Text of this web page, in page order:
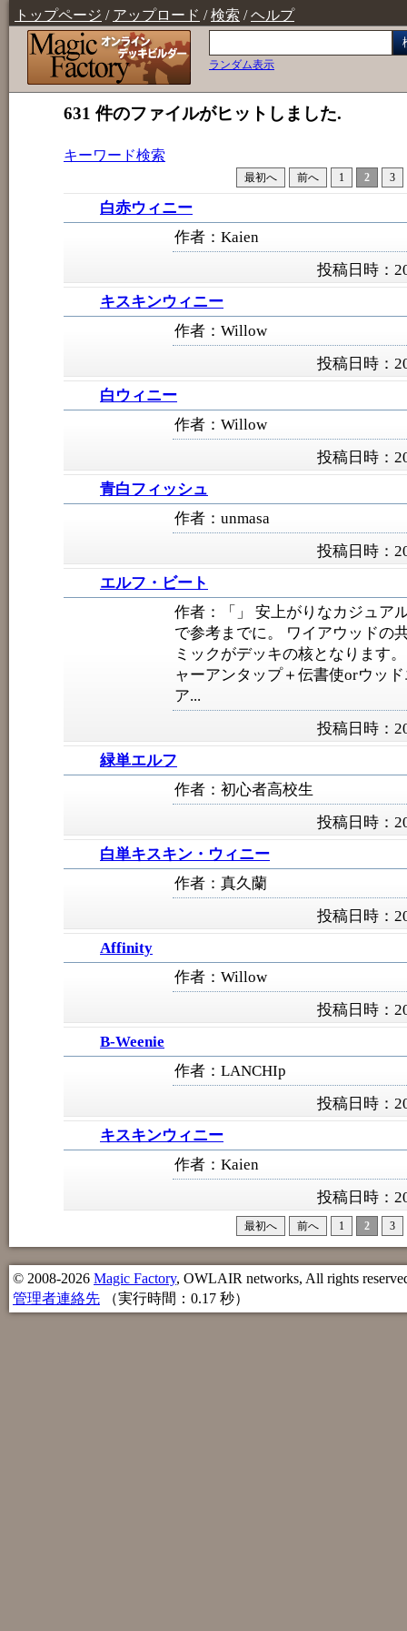
トップページ / アップロード /検索 /ヘルプ
ランダム表示
631 件のファイルがヒットしました.
キーワード検索
最初へ 前へ 1 2 3
白赤ウィニー
作者：Kaien
投稿日時：
キスキンウィニー
作者：Willow
投稿日時：
白ウィニー
作者：Willow
投稿日時：
青白フィッシュ
作者：unmasa
投稿日時：
エルフ・ビート
作者：「」 安上がりなカジュア
で参考までに。 ワイアウッドの
ミックがデッキの核となります
ャーアンタップ＋伝書使orウッ
ア...
投稿日時：
緑単エルフ
作者：初心者高校生
投稿日時：
白単キスキン・ウィニー
作者：真久蘭
投稿日時：
Affinity
作者：Willow
投稿日時：
B-Weenie
作者：LANCHIp
投稿日時：
キスキンウィニー
作者：Kaien
投稿日時：
最初へ 前へ 1 2 3
© 2008-2026 Magic Factory, OWLAIR networks, All rights
管理者連絡先 （実行時間：0.17 秒）